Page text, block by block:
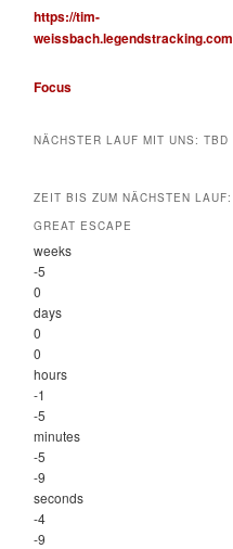
https://tim-
weissbach.legendstracking.com
Focus
NÄCHSTER LAUF MIT UNS: TBD
ZEIT BIS ZUM NÄCHSTEN LAUF:
GREAT ESCAPE
weeks
-5
0
days
0
0
hours
-1
-5
minutes
-5
-9
seconds
-4
-9